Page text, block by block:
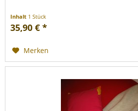
Inhalt 1 Stück
35,90 € *
Merken